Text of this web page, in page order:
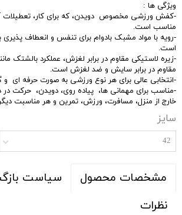
ویژگی ها :
-کفش ورزشی مخصوص دویدن، که برای کار، تعطیلات
مناسب است.
-رویه با مواد مشبک بادوام برای تنفس و انعطاف
است.
-زیره لاستیکی مقاوم در برابر لغزش، عملکرد بالشتک
مقاوم در برابر سایش و ضد لغزش است.
-انتخابی عالی برای هر نوع ورزشی به صورت حرفه ای و
-مناسب برای مهمانی ها، پیاده روی، دویدن، حرکت در
خارج از منزل، مسافرت، ورزش، تمرین و هر مناسبت
سایز
42
مشخصات محصول
سیاست
نظرات